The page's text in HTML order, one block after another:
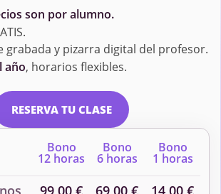
son por alumno.
grabada y pizarra digital del profesor.
año, horarios flexibles.
RESERVA TU CLASE
Bono
12 horas
Bono
6 horas
Bono
1 horas